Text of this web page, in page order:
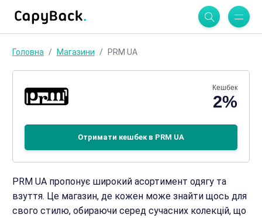
Головна Магазини PRM UA
Кешбек
2%
Отримати кешбек в PRM UA
PRM UA пропонує широкий асортимент одягу та
взуття. Це магазин, де кожен може знайти щось для
свого стилю, обираючи серед сучасних колекцій, що